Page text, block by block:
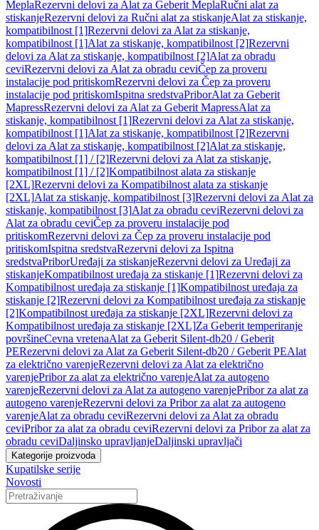
MeplaRezervni delovi za Alat za Geberit MeplaRučni alat za
stiskanjeRezervni delovi za Ručni alat za stiskanjeAlat za stiskanje,
kompatibilnost [1]Rezervni delovi za Alat za stiskanje,
kompatibilnost [1]Alat za stiskanje, kompatibilnost [2]Rezervni
delovi za Alat za stiskanje, kompatibilnost [2]Alat za obradu
ceviRezervni delovi za Alat za obradu ceviČep za proveru
instalacije pod pritiskomRezervni delovi za Čep za proveru
instalacije pod pritiskomIspitna sredstvaPriborAlat za Geberit
MapressRezervni delovi za Alat za Geberit MapressAlat za
stiskanje, kompatibilnost [1]Rezervni delovi za Alat za stiskanje,
kompatibilnost [1]Alat za stiskanje, kompatibilnost [2]Rezervni
delovi za Alat za stiskanje, kompatibilnost [2]Alat za stiskanje,
kompatibilnost [1] / [2]Rezervni delovi za Alat za stiskanje,
kompatibilnost [1] / [2]Kompatibilnost alata za stiskanje
[2XL]Rezervni delovi za Kompatibilnost alata za stiskanje
[2XL]Alat za stiskanje, kompatibilnost [3]Rezervni delovi za Alat za
stiskanje, kompatibilnost [3]Alat za obradu ceviRezervni delovi za
Alat za obradu ceviČep za proveru instalacije pod
pritiskomRezervni delovi za Čep za proveru instalacije pod
pritiskomIspitna sredstvaRezervni delovi za Ispitna
sredstvaPriborUređaji za stiskanjeRezervni delovi za Uređaji za
stiskanjeKompatibilnost uređaja za stiskanje [1]Rezervni delovi za
Kompatibilnost uređaja za stiskanje [1]Kompatibilnost uređaja za
stiskanje [2]Rezervni delovi za Kompatibilnost uređaja za stiskanje
[2]Kompatibilnost uređaja za stiskanje [2XL]Rezervni delovi za
Kompatibilnost uređaja za stiskanje [2XL]Za Geberit temperiranje
površineCevna vretenaAlat za Geberit Silent-db20 / Geberit
PERezervni delovi za Alat za Geberit Silent-db20 / Geberit PEAlat
za električno varenjeRezervni delovi za Alat za električno
varenjePribor za alat za električno varenjeAlat za autogeno
varenjeRezervni delovi za Alat za autogeno varenjePribor za alat za
autogeno varenjeRezervni delovi za Pribor za alat za autogeno
varenjeAlat za obradu ceviRezervni delovi za Alat za obradu
ceviPribor za alat za obradu ceviRezervni delovi za Pribor za alat za
obradu ceviDaljinsko upravljanjeDaljinski upravljači
Kategorije proizvoda
Kupatilske serije
Novosti